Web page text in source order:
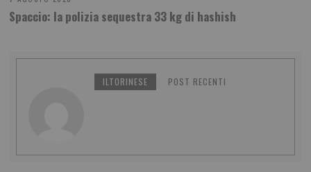
Spaccio: la polizia sequestra 33 kg di hashish
ILTORINESE POST RECENTI